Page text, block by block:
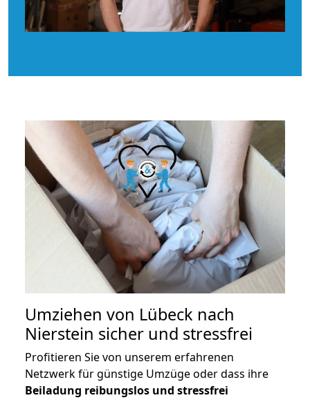
Umziehen von Lübeck nach
Nierstein sicher und stressfrei
Profitieren Sie von unserem erfahrenen
Netzwerk für günstige Umzüge oder dass ihre
Beiladung reibungslos und stressfrei